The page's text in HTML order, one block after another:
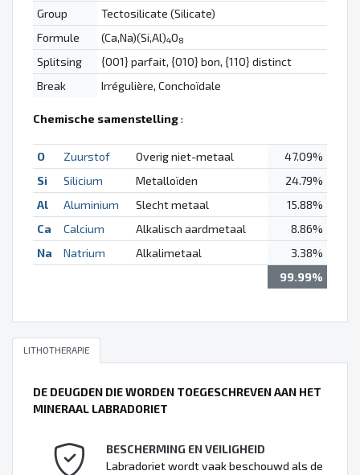
Group
Tectosilicate (Silicate)
Formule
(Ca,Na)(Si,Al)4O8
Splitsing
{001} parfait, {010} bon, {110} distinct
Break
Irrégulière, Conchoïdale
Chemische samenstelling:
O Zuurstof Overig niet-metaal
47.09%
Si
Silicium Metalloïden
24.79%
Al
Aluminium Slecht metaal
15.88%
Ca
Calcium Alkalisch aardmetaal
8.86%
Na
Natrium Alkalimetaal
3.38%
99.99%
LITHOTHERAPIE
DE DEUGDEN DIE WORDEN TOEGESCHREVEN AAN HET
MINERAAL LABRADORIET
BESCHERMING EN VEILIGHEID
Labradoriet wordt vaak beschouwd als de